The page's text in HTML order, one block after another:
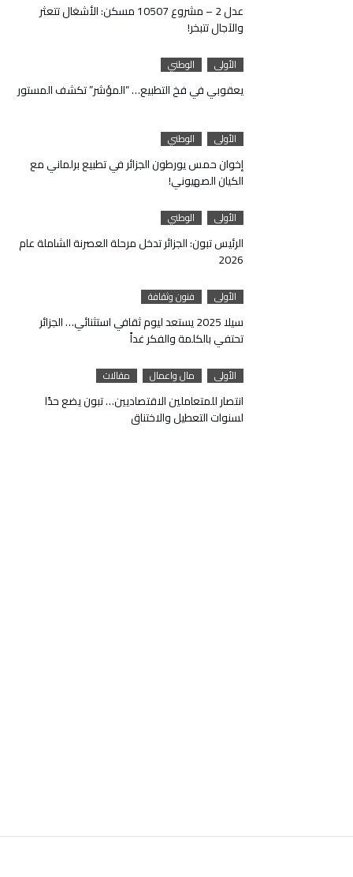
عدل 2 – مشروع 10507 مسكن: الأشغال تتعثر
والآجال تتبخر!
الأولى الوطني
يعقوبي في فخ التطبيع… “المؤشر” تكشف المستور
الأولى الوطني
إخوان حمس يورطون الجزائر في تطبيع برلماني مع
الكيان الصهيوني!
الأولى الوطني
الرئيس تبون: الجزائر تدخل مرحلة العصرنة الشاملة عام
2026
الأولى فنون وثقافة
سيلا 2025 يستعد ليوم ثقافي استثنائي… الجزائر
تحتفي بالكلمة والفكر غداً
الأولى مال واعمال مقالات
انتصار للمتعاملين الاقتصاديين… تبون يضع حدًا
لسنوات التعطيل والاختناق